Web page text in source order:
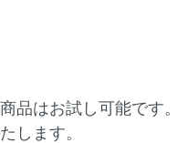
はお試し可能です
ます。